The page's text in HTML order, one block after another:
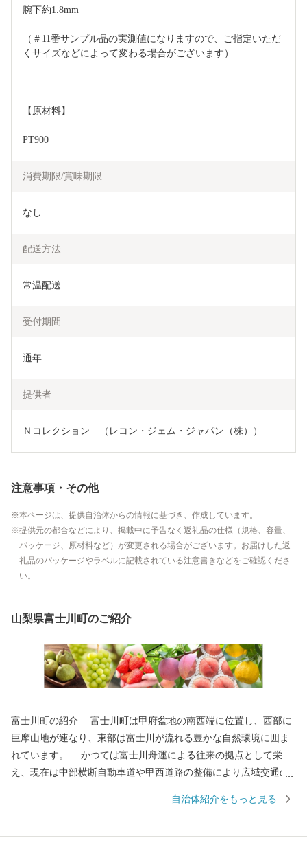
腕下約1.8mm
（＃11番サンプル品の実測値になりますので、ご指定いただ
くサイズなどによって変わる場合がございます）
【原材料】
PT900
消費期限/賞味期限
なし
配送方法
常温配送
受付期間
通年
提供者
Ｎコレクション　（レコン・ジェム・ジャパン（株））
注意事項・その他
本ページは、提供自治体からの情報に基づき、作成しています。
提供元の都合などにより、掲載中に予告なく返礼品の仕様（規格、容量、
パッケージ、原材料など）が変更される場合がございます。お届けした返
礼品のパッケージやラベルに記載されている注意書きなどをご確認くださ
い。
山梨県富士川町のご紹介
富士川町の紹介 富士川町は甲府盆地の南西端に位置し、西部に
巨摩山地が連なり、東部は富士川が流れる豊かな自然環境に囲ま
れています。 かつては富士川舟運による往来の拠点として栄
え、現在は中部横断自動車道や甲西道路の整備により広域交通の
い、舂米・平林・穂積の棚田、大柳川渓谷の紅葉、高下のダイヤ
自治体紹介をもっと見る